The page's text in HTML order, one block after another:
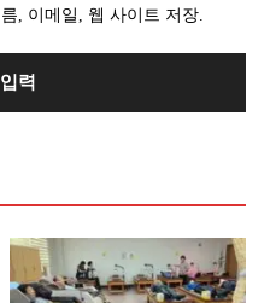
, 이메일, 웹 사이트 저장.